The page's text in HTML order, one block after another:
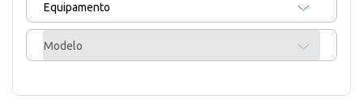
Equipamento
Modelo